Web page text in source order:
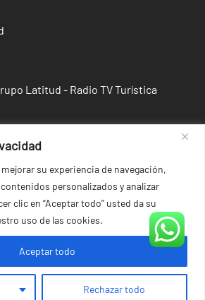
su experiencia de navegación,
personalizados y analizar
clic en “Aceptar todo” usted da su
uso de las cookies.
Rechazar todo
Aceptar todo
Latitud - Radio TV Turística